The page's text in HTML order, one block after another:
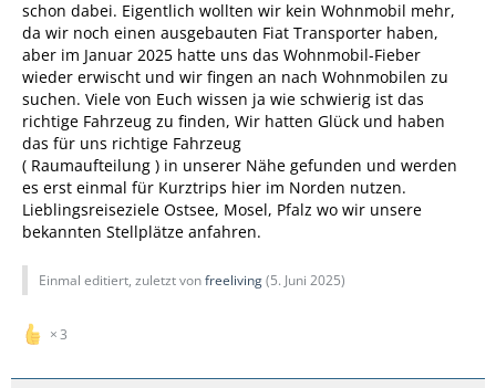
schon dabei. Eigentlich wollten wir kein Wohnmobil mehr,
da wir noch einen ausgebauten Fiat Transporter haben,
aber im Januar 2025 hatte uns das Wohnmobil-Fieber
wieder erwischt und wir fingen an nach Wohnmobilen zu
suchen. Viele von Euch wissen ja wie schwierig ist das
richtige Fahrzeug zu finden, Wir hatten Glück und haben
das für uns richtige Fahrzeug
( Raumaufteilung ) in unserer Nähe gefunden und werden
es erst einmal für Kurztrips hier im Norden nutzen.
Lieblingsreiseziele Ostsee, Mosel, Pfalz wo wir unsere
bekannten Stellplätze anfahren.
Einmal editiert, zuletzt vonfreeliving(5. Juni 2025)
3